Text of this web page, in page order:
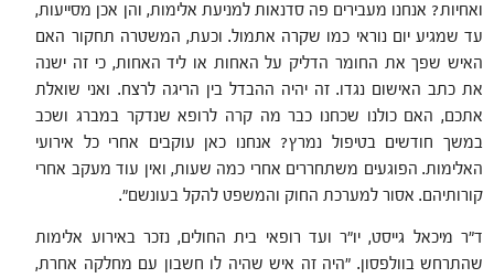
ואחיות? אנחנו מעבירים פה סדנאות למניעת אלימות, והן אכן מסייעות,
עד שמגיע יום נוראי כמו שקרה אתמול. וכעת, המשטרה תחקור האם
האיש שפך את החומר הדליק על האחות או ליד האחות, כי זה ישנה
את כתב האישום נגדו. זה יהיה ההבדל בין הריגה לרצח. ואני שואלת
אתכם, האם כולנו שכחנו כבר מה קרה לרופא שנדקר במברג ושכב
במשך חודשים בטיפול נמרץ? אנחנו כאן עוקבים אחרי כל אירועי
האלימות. הפוגעים משתחררים אחרי כמה שעות, ואין עוד מעקב אחרי
קורותיהם. אסור למערכת החוק והמשפט להקל בעונשם".
ד"ר מיכאל גייסט, יו"ר ועד רופאי בית החולים, נזכר באירוע אלימות
שהתרחש בוולפסון. "היה זה איש שהיה לו חשבון עם מחלקה אחרת,